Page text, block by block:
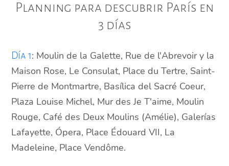
Planning para descubrir París en
3 días
Día 1: Moulin de la Galette, Rue de l'Abrevoir y la
Maison Rose, Le Consulat, Place du Tertre, Saint-
Pierre de Montmartre, Basílica del Sacré Coeur,
Plaza Louise Michel, Mur des Je T'aime, Moulin
Rouge, Café des Deux Moulins (Amélie), Galerías
Lafayette, Ópera, Place Édouard VII, La
Madeleine, Place Vendôme.